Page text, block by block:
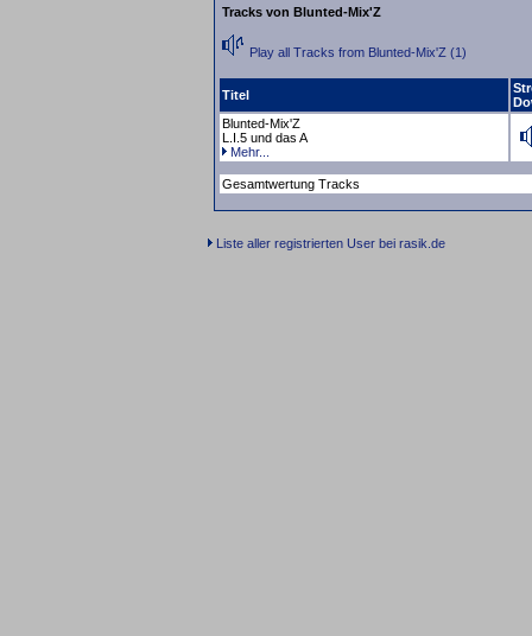
Tracks von Blunted-Mix'Z
Play all Tracks from Blunted-Mix'Z (1)
Titel
Blunted-Mix'Z
L.I.5 und das A
Mehr...
Gesamtwertung Tracks
Liste aller registrierten User bei rasik.de